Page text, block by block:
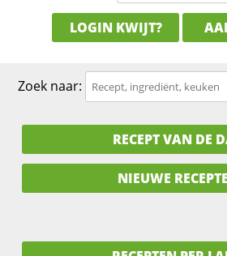
LOGIN KWIJT?
Zoek naar:
RECEPT VAN DE
NIEUWE